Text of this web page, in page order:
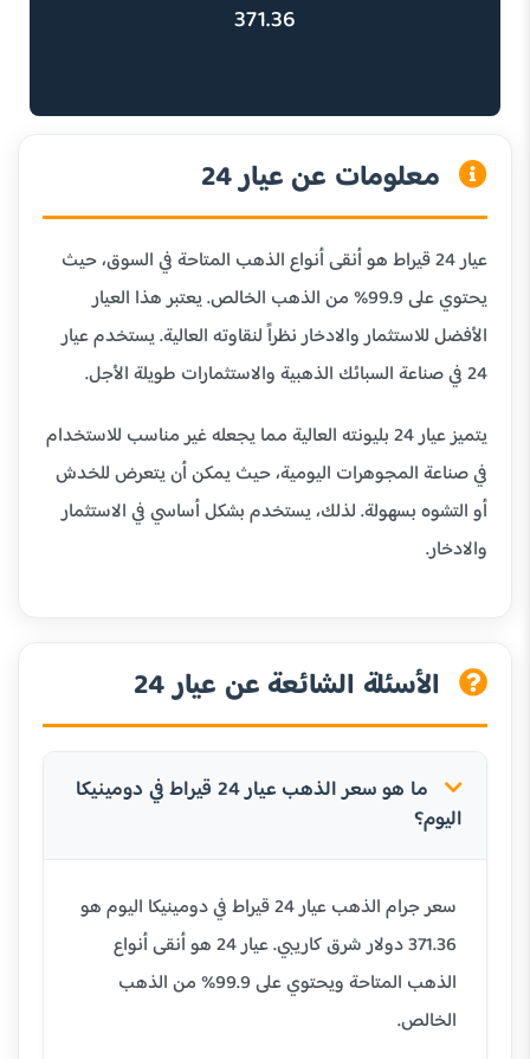
371.36
معلومات عن عيار 24
عيار 24 قيراط هو أنقى أنواع الذهب المتاحة في السوق، حيث
يحتوي على 99.9% من الذهب الخالص. يعتبر هذا العيار
الأفضل للاستثمار والادخار نظراً لنقاوته العالية. يستخدم عيار
24 في صناعة السبائك الذهبية والاستثمارات طويلة الأجل.
يتميز عيار 24 بليونته العالية مما يجعله غير مناسب للاستخدام
في صناعة المجوهرات اليومية، حيث يمكن أن يتعرض للخدش
أو التشوه بسهولة. لذلك، يستخدم بشكل أساسي في الاستثمار
والادخار.
الأسئلة الشائعة عن عيار 24
ما هو سعر الذهب عيار 24 قيراط في دومينيكا
اليوم؟
سعر جرام الذهب عيار 24 قيراط في دومينيكا اليوم هو
371.36 دولار شرق كاريبي. عيار 24 هو أنقى أنواع
الذهب المتاحة ويحتوي على 99.9% من الذهب
الخالص.